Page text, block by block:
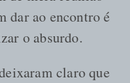
dar ao encontro é
o absurdo.
claro que